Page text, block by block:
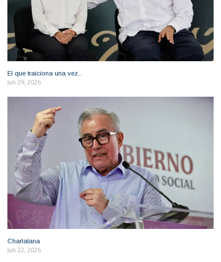
El que traiciona una vez...
Jun 29, 2026
Charlatana
Jun 22, 2026